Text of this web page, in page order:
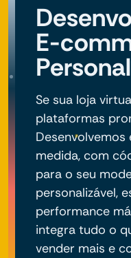
E-
Se sua loja
plataformas
medida, com
para o seu
personalizável,
performance
integra tudo o
vender mais e